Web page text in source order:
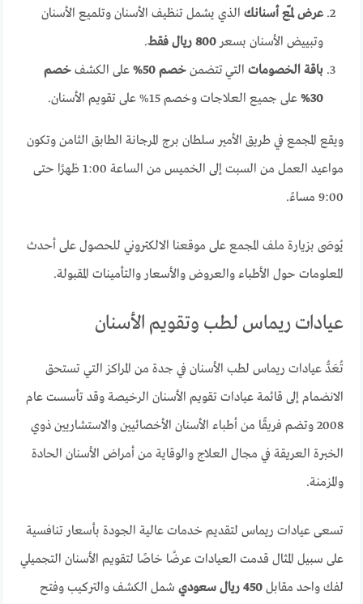
عرض لمّع أسنانك الذي يشمل تنظيف الأسنان وتلميع الأسنان
وتبييض الأسنان بسعر800 ريال فقط
.
باقة الخصومات التي تتضمنخصم 50% على الكشفخصم
30%
على جميع العلاجات وخصم 15% على تقويم الأسنان.
ويقع المجمع في طريق الأمير سلطان برج المرجانة الطابق الثامن وتكون
مواعيد العمل من السبت إلى الخميس من الساعة 1:00 ظهرًا حتى
9:00 مساءً.
يُوصَى بزيارة ملف المجمع على موقعنا الالكتروني للحصول على أحدث
المعلومات حول الأطباء والعروض والأسعار والتأمينات المقبولة.
عيادات ريماس لطب وتقويم الأسنان
تُعَدُّ عيادات ريماس لطب الأسنان في جدة من المراكز التي تستحق
الانضمام إلى قائمة عيادات تقويم الأسنان الرخيصة وقد تأسست عام
2008 وتضم فريقًا من أطباء الأسنان الأخصائيين والاستشاريين ذوي
الخبرة العريقة في مجال العلاج والوقاية من أمراض الأسنان الحادة
والمزمنة.
تسعى عيادات ريماس لتقديم خدمات عالية الجودة بأسعار تنافسية
على سبيل المثال قدمت العيادات عرضًا خاصًا لتقويم الأسنان التجميلي
لفك واحد مقابل450 ريال سعودي شمل الكشف والتركيب وفتح